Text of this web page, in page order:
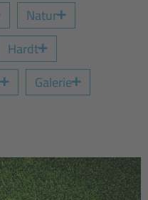
Natur
Hardt
Galerie